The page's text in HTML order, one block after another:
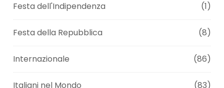
Festa dell'Indipendenza (1)
Festa della Repubblica (8)
Internazionale (86)
Italiani nel Mondo (83)